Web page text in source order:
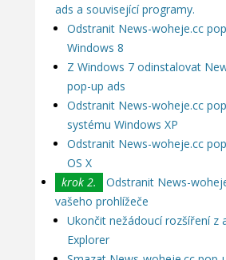
ads a související programy.
Odstranit News-woheje.cc
Windows 8
Z Windows 7 odinstalovat
pop-up ads
Odstranit News-woheje.cc
systému Windows XP
Odstranit News-woheje.cc
OS X
krok 2.
Odstranit News-
vašeho prohlížeče
Ukončit nežádoucí rozšíření z
Explorer